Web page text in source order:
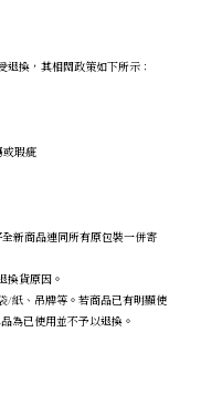
換，其相關政策如下所示：
或瑕疵
新商品連同所有原包裝一併寄
換貨原因。
/紙、吊牌等。若商品已有明顯使
為已使用並不予以退換。